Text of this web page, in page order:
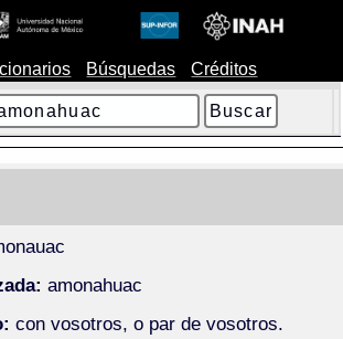
Búsquedas Créditos
amonahuac
con vosotros, o par de vosotros.